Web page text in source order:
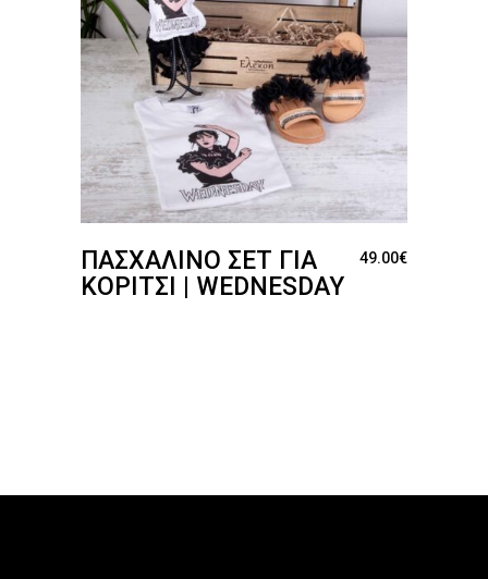
ΠΑΣΧΑΛΙΝΌ ΣΕΤ ΓΙΑ
ΚΟΡΊΤΣΙ | WEDNESDAY
49.00€